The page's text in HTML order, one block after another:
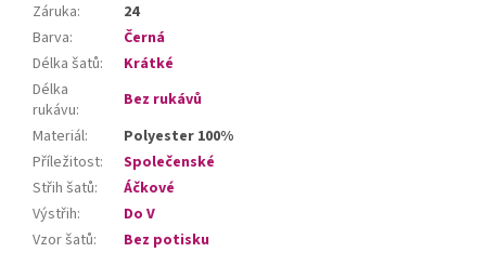
Záruka:
24
Barva:
Černá
Délka šatů:
Krátké
Délka
rukávu:
Bez rukávů
Materiál:
Polyester 100%
Příležitost:
Společenské
Střih šatů:
Áčkové
Výstřih:
Do V
Vzor šatů: Bez potisku